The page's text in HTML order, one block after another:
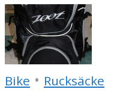
Bike • Rucksäcke